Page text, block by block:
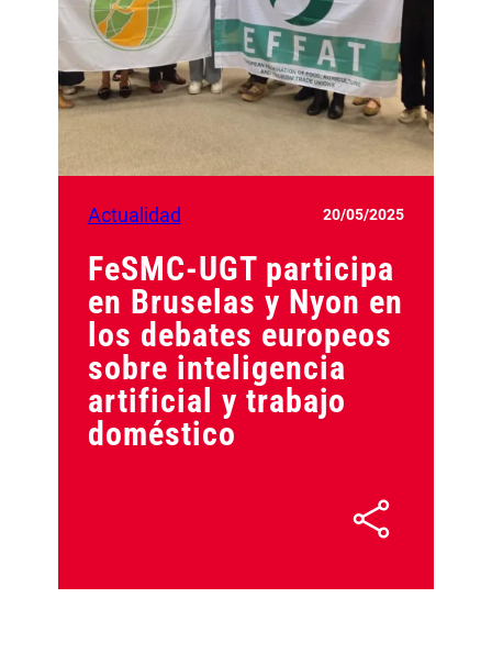
Actualidad 20/05/2025
FeSMC-UGT participa
en Bruselas y Nyon en
los debates europeos
sobre inteligencia
artificial y trabajo
doméstico